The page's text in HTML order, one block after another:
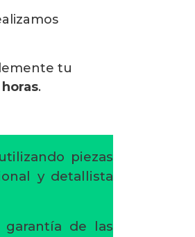
tu
.
piezas
y detallista
garantía de las